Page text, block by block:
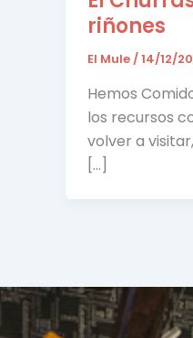
riñones
El Mule/14/12/
Hemos
los recursos
volver a
[…]